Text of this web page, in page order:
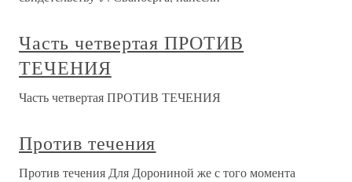
Часть четвертая ПРОТИВ
ТЕЧЕНИЯ
Часть четвертая ПРОТИВ ТЕЧЕНИЯ
Против течения
Против течения Для Дорониной же с того момента